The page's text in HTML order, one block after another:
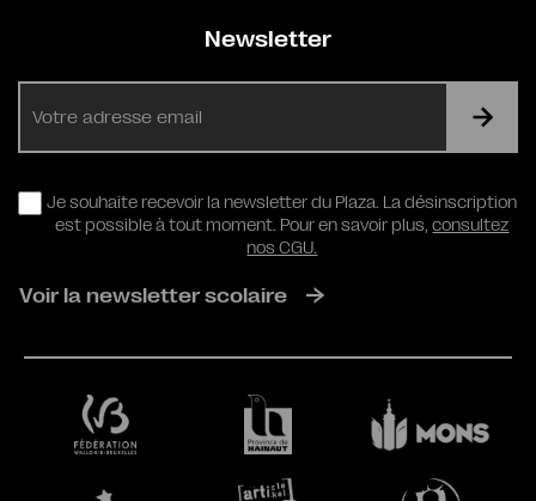
Newsletter
RGPD
Je souhaite recevoir la newsletter du Plaza. La désinscription
est possible à tout moment. Pour en savoir plus,consultez
nos CGU.
Voir la newsletter scolaire